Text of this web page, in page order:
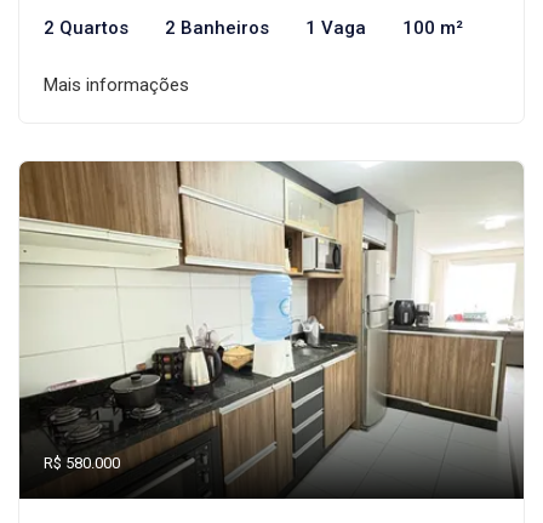
2 Quartos 2 Banheiros 1 Vaga 100 m²
Mais informações
R$ 580.000